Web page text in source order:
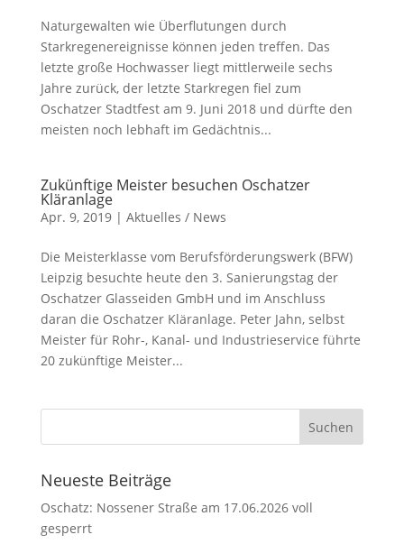
Naturgewalten wie Überflutungen durch
Starkregenereignisse können jeden treffen. Das
letzte große Hochwasser liegt mittlerweile sechs
Jahre zurück, der letzte Starkregen fiel zum
Oschatzer Stadtfest am 9. Juni 2018 und dürfte den
meisten noch lebhaft im Gedächtnis...
Zukünftige Meister besuchen Oschatzer
Kläranlage
Apr. 9, 2019| Aktuelles / News
Die Meisterklasse vom Berufsförderungswerk (BFW)
Leipzig besuchte heute den 3. Sanierungstag der
Oschatzer Glasseiden GmbH und im Anschluss
daran die Oschatzer Kläranlage. Peter Jahn, selbst
Meister für Rohr-, Kanal- und Industrieservice führte
20 zukünftige Meister...
Neueste Beiträge
Oschatz: Nossener Straße am 17.06.2026 voll
gesperrt